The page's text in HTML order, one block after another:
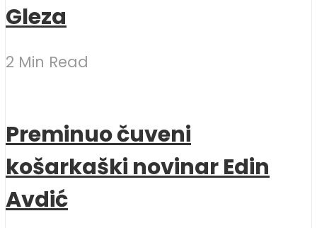
Gleza
2 Min Read
Preminuo čuveni
košarkaški novinar Edin
Avdić